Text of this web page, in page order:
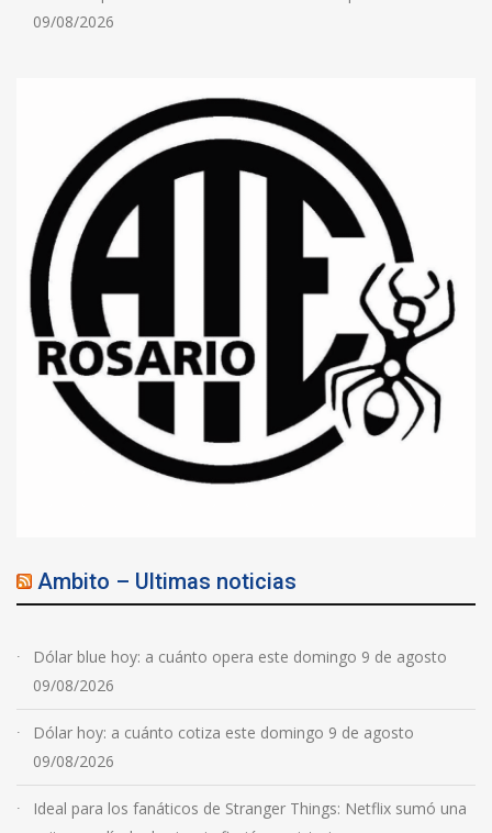
09/08/2026
Ambito – Ultimas noticias
Dólar blue hoy: a cuánto opera este domingo 9 de agosto
09/08/2026
Dólar hoy: a cuánto cotiza este domingo 9 de agosto
09/08/2026
Ideal para los fanáticos de Stranger Things: Netflix sumó una